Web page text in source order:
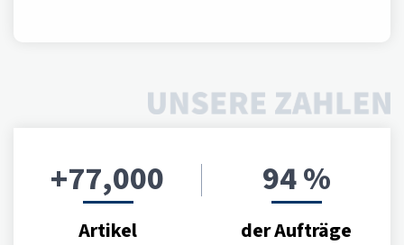
77,000
Artikel
94
der Aufträge